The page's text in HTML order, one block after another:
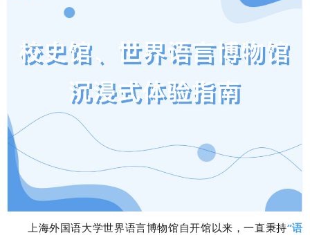
上海外国语大学世界语言博物馆自开馆以来，一直秉持“语